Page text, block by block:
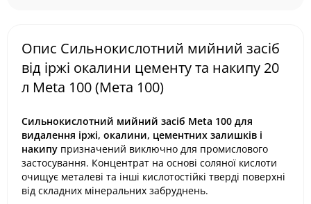
Опис Сильнокислотний мийний засіб
від іржі окалини цементу та накипу 20
л Meta 100 (Мета 100)
Сильнокислотний мийний засіб Meta 100 для
видалення іржі, окалини, цементних залишків і
накипу призначений виключно для промислового
застосування. Концентрат на основі соляної кислоти
очищує металеві та інші кислотостійкі тверді поверхні
від складних мінеральних забруднень.